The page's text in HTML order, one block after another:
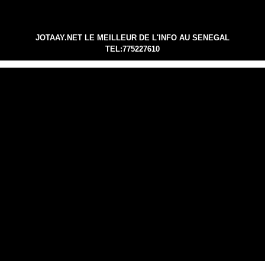
JOTAAY.NET LE MEILLEUR DE L'INFO AU SENEGAL
TEL:775227610